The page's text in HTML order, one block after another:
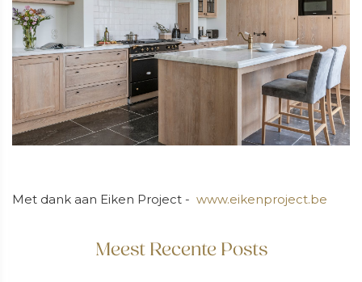
Met dank aan Eiken Project - www.eikenproject.be
Meest Recente Posts